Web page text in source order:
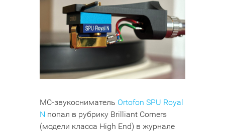
MC-звукосниматель Ortofon SPU Royal
N попал в рубрику Brilliant Corners
(модели класса High End) в журнале